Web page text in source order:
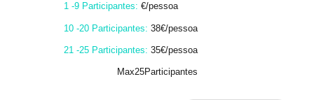
1 -9 Participantes: €/pessoa
10 -20 Participantes: 38€/pessoa
21 -25 Participantes: 35€/pessoa
Max25Participantes